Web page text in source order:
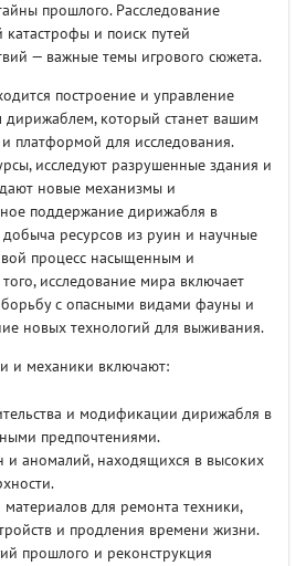
прошлого. Расследование
катастрофы и поиск путей
— важные темы игрового сюжета.
построение и управление
дирижаблем, который станет вашим
платформой для исследования.
исследуют разрушенные здания и
новые механизмы и
поддержание дирижабля в
добыча ресурсов из руин и научные
процесс насыщенным и
исследование мира включает
с опасными видами фауны и
новых технологий для выживания.
и механики включают:
и модификации дирижабля в
предпочтениями.
и аномалий, находящихся в высоких
для ремонта техники,
и продления времени жизни.
прошлого и реконструкция